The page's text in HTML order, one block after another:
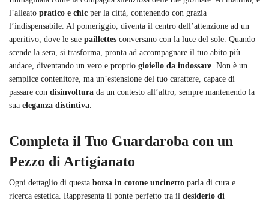
l’alleato pratico e chic per la città, contenendo con grazia
l’indispensabile. Al pomeriggio, diventa il centro dell’attenzione ad un
aperitivo, dove le sue paillettes conversano con la luce del sole. Quando
scende la sera, si trasforma, pronta ad accompagnare il tuo abito più
audace, diventando un vero e proprio gioiello da indossare . Non è un
semplice contenitore, ma un’estensione del tuo carattere, capace di
passare con disinvoltura da un contesto all’altro, sempre mantenendo la
sua eleganza distintiva
Completa il Tuo Guardaroba con un
Pezzo di Artigianato
Ogni dettaglio di questa borsa in cotone uncinetto parla di cura e
ricerca estetica. Rappresenta il ponte perfetto tra il desiderio di